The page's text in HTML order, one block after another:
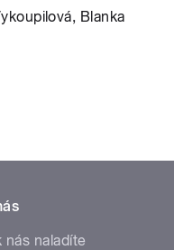
Blanka
nás naladíte